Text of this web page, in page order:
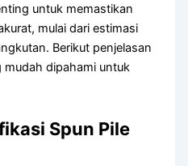
untuk memastikan
mulai dari estimasi
Berikut penjelasan
dipahami untuk
Spun Pile